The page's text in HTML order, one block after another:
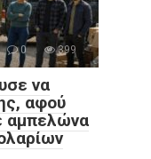
0 399
να
αφού
αμπελώνα